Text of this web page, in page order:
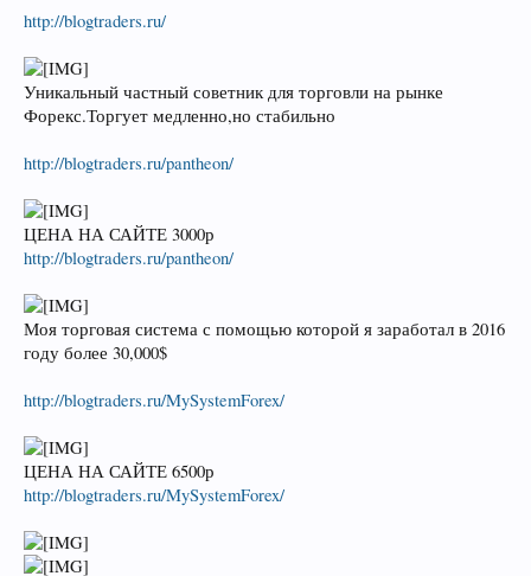
http://blogtraders.ru/
Уникальный частный советник для торговли на рынке
Форекс.Торгует медленно,но стабильно
http://blogtraders.ru/pantheon/
ЦЕНА НА САЙТЕ 3000р
http://blogtraders.ru/pantheon/
Моя торговая система с помощью которой я заработал в 2016
году более 30,000$
http://blogtraders.ru/MySystemForex/
ЦЕНА НА САЙТЕ 6500р
http://blogtraders.ru/MySystemForex/